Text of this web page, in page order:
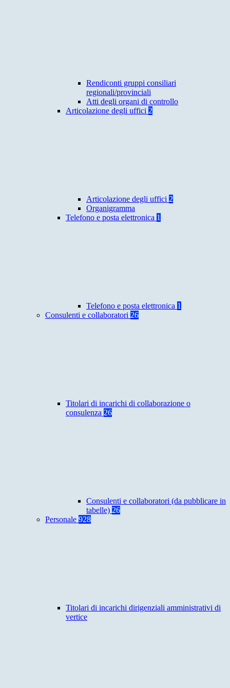
Rendiconti gruppi consiliari
regionali/provinciali
Atti degli organi di controllo
Articolazione degli uffici 2
Articolazione degli uffici 2
Organigramma
Telefono e posta elettronica 1
Telefono e posta elettronica 1
Consulenti e collaboratori 26
Titolari di incarichi di collaborazione o
consulenza 26
Consulenti e collaboratori (da pubblicare in
tabelle) 26
Personale 928
Titolari di incarichi dirigenziali amministrativi di
vertice